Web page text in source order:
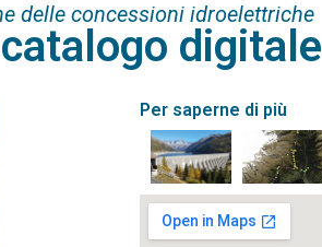
delle concessioni idroelettriche
digitale
Per saperne di più